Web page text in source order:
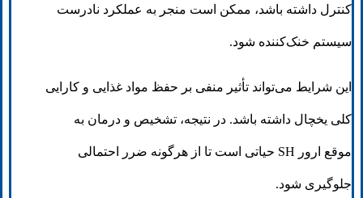
کنترل داشته باشد، ممکن است منجر به عملکرد نادرست
سیستم خنک‌کننده شود.
این شرایط می‌تواند تأثیر منفی بر حفظ مواد غذایی و کارایی
کلی یخچال داشته باشد. در نتیجه، تشخیص و درمان به
موقع ارور SH حیاتی است تا از هرگونه ضرر احتمالی
جلوگیری شود.